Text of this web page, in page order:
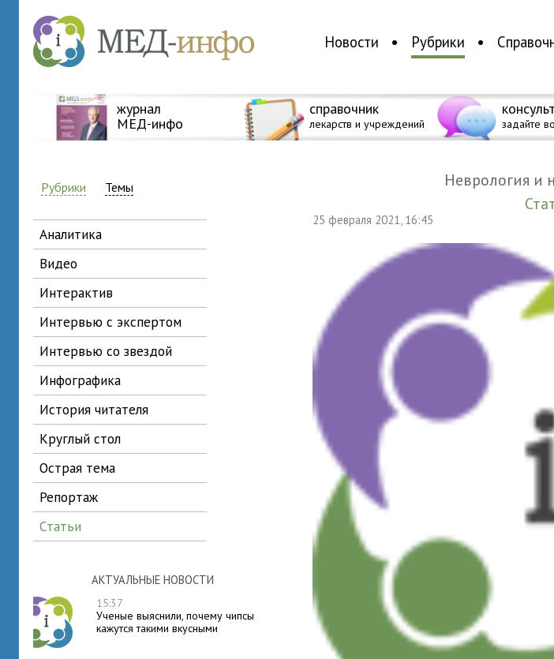
Новости Рубрики
журнал
МЕД-инфо
справочник
лекарств и учреждений задайте
Рубрики Темы
аналитика
видео
интерактив
интервью с экспертом
интервью со звездой
инфографика
история читателя
круглый стол
острая тема
репортаж
статьи
АКТУАЛЬНЫЕ НОВОСТИ
15:37
Ученые выяснили, почему чипсы
кажутся такими вкусными
Неврология и
25 февраля 2021, 16:45